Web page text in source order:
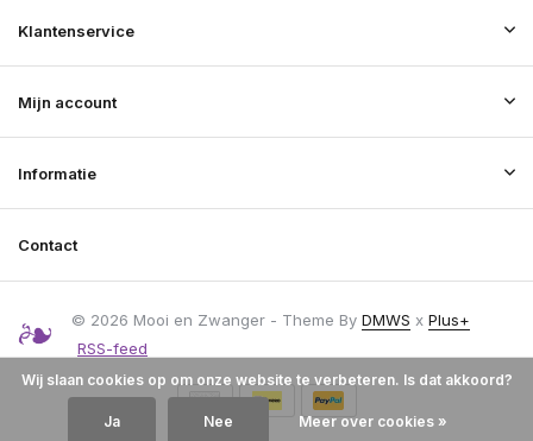
Klantenservice
Mijn account
Informatie
Contact
© 2026 Mooi en Zwanger - Theme By DMWS x Plus+
RSS-feed
Wij slaan cookies op om onze website te verbeteren. Is dat akkoord?
Ja Nee Meer over cookies »